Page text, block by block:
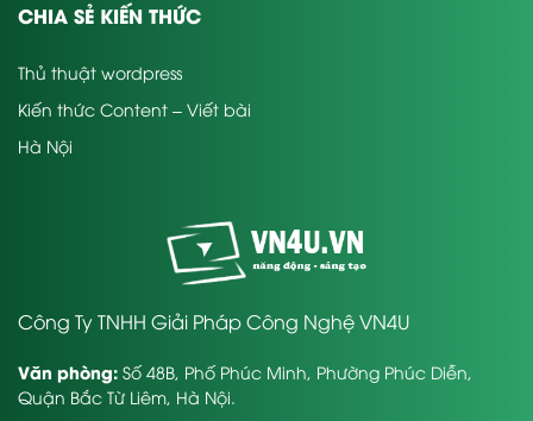
CHIA SẺ KIẾN THỨC
Thủ thuật wordpress
Kiến thức Content – Viết bài
Hà Nội
Công Ty TNHH Giải Pháp Công Nghệ VN4U
Văn phòng: Số 48B, Phố Phúc Minh, Phường Phúc Diễn,
Quận Bắc Từ Liêm, Hà Nội.